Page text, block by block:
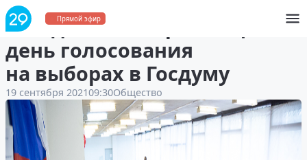
Прямой эфир
Сегодня — завершающий
день голосования
на выборах в Госдуму
19 сентября 202109:30Общество